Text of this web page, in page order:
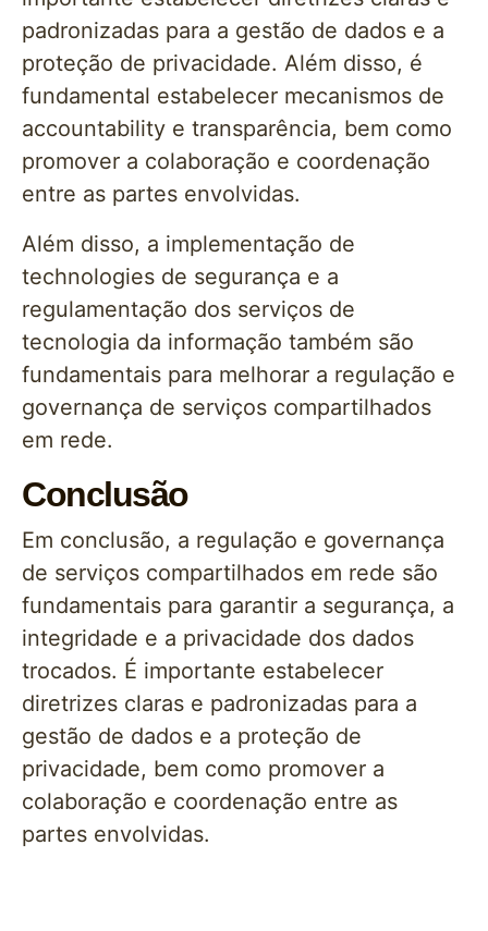
padronizadas para a gestão de dados e a
proteção de privacidade. Além disso, é
fundamental estabelecer mecanismos de
accountability e transparência, bem como
promover a colaboração e coordenação
entre as partes envolvidas.
Além disso, a implementação de
technologies de segurança e a
regulamentação dos serviços de
tecnologia da informação também são
fundamentais para melhorar a regulação e
governança de serviços compartilhados
em rede.
Conclusão
Em conclusão, a regulação e governança
de serviços compartilhados em rede são
fundamentais para garantir a segurança, a
integridade e a privacidade dos dados
trocados. É importante estabelecer
diretrizes claras e padronizadas para a
gestão de dados e a proteção de
privacidade, bem como promover a
colaboração e coordenação entre as
partes envolvidas.